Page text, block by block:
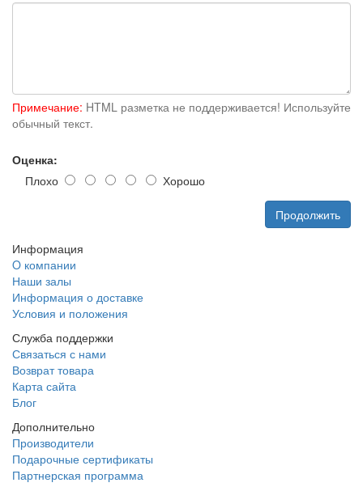
Примечание: HTML разметка не поддерживается! Используйте
обычный текст.
Оценка:
Плохо
Хорошо
Продолжить
Информация
O компании
Наши залы
Информация о доставке
Условия и положения
Служба поддержки
Связаться с нами
Возврат товара
Карта сайта
Блог
Дополнительно
Производители
Подарочные сертификаты
Партнерская программа